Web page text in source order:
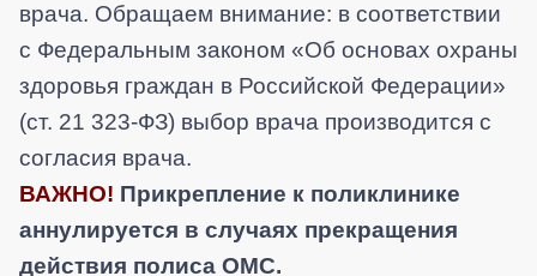
врача. Обращаем внимание: в соответствии
с Федеральным законом «Об основах охраны
здоровья граждан в Российской Федерации»
(ст. 21 323-ФЗ) выбор врача производится с
согласия врача.
ВАЖНО! Прикрепление к поликлинике
аннулируется в случаях прекращения
действия полиса ОМС.